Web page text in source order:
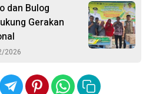
dan Bulog
Gerakan
2026